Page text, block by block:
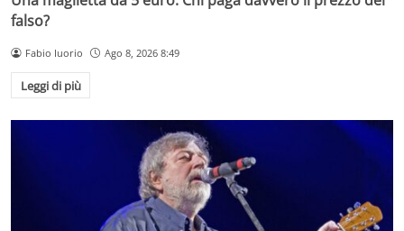
falso?
Fabio Iuorio Ago 8, 2026 8:49
Leggi di più